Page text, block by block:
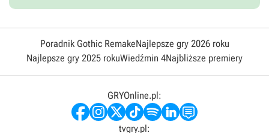
Poradnik Gothic RemakeNajlepsze gry 2026 roku
Najlepsze gry 2025 rokuWiedźmin 4Najbliższe premiery
GRYOnline.pl:
tvgry.pl: